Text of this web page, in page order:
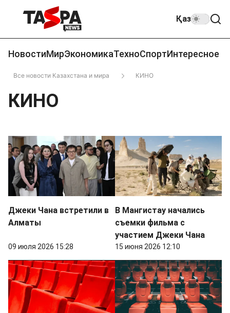
Қаз
НовостиМирЭкономикаТехноСпортИнтересное
Все новости Казахстана и мира КИНО
КИНО
Джеки Чана встретили в
Алматы
09 июля 2026 15:28
В Мангистау начались
съемки фильма с
участием Джеки Чана
15 июня 2026 12:10